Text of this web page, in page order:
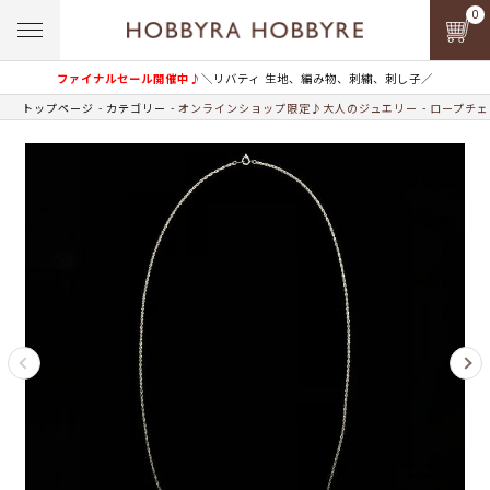
ファイナルセール開催中♪＼リバティ 生地、編み物、刺繍、刺し子／
0
トップページ カテゴリー オンラインショップ限定♪大人のジュエリー ロープチ